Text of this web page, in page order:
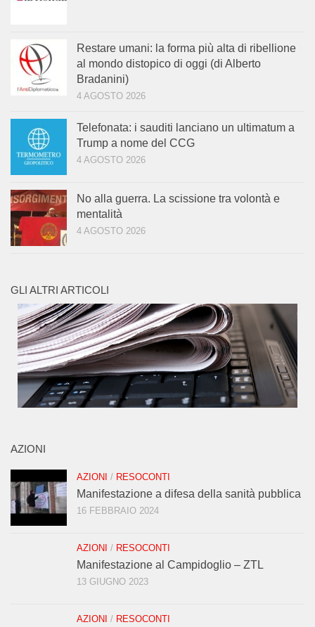
Restare umani: la forma più alta di ribellione
al mondo distopico di oggi (di Alberto
Bradanini)
4 AGOSTO 2026
Telefonata: i sauditi lanciano un ultimatum a
Trump a nome del CCG
4 AGOSTO 2026
No alla guerra. La scissione tra volontà e
mentalità
4 AGOSTO 2026
GLI ALTRI ARTICOLI
AZIONI
AZIONI / RESOCONTI
Manifestazione a difesa della sanità pubblica
16 FEBBRAIO 2024
AZIONI / RESOCONTI
Manifestazione al Campidoglio – ZTL
13 GIUGNO 2023
AZIONI / RESOCONTI